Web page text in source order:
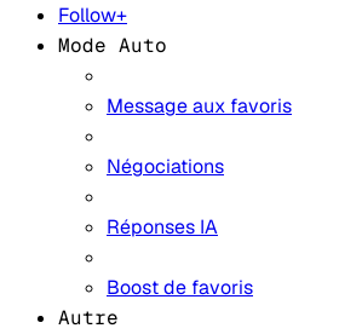
Follow+
Mode Auto
Message aux favoris
Négociations
Réponses IA
Boost de favoris
Autre